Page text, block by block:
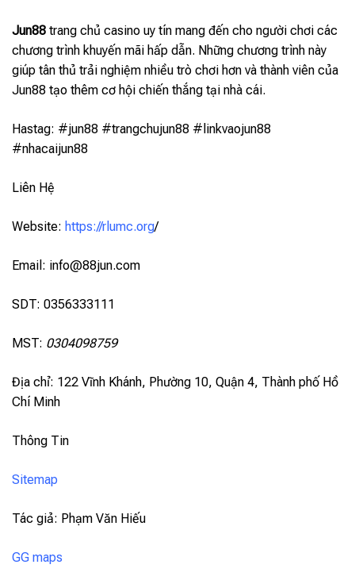
Jun88 trang chủ casino uy tín mang đến cho người chơi các
chương trình khuyến mãi hấp dẫn. Những chương trình này
giúp tân thủ trải nghiệm nhiều trò chơi hơn và thành viên của
Jun88 tạo thêm cơ hội chiến thắng tại nhà cái.
Hastag: #jun88 #trangchujun88 #linkvaojun88
#nhacaijun88
Liên Hệ
Website: https://rlumc.org/
Email: info@88jun.com
SDT: 0356333111
MST: 0304098759
Địa chỉ: 122 Vĩnh Khánh, Phường 10, Quận 4, Thành phố Hồ
Chí Minh
Thông Tin
Sitemap
Tác giả: Phạm Văn Hiếu
GG maps